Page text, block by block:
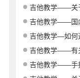
吉他教学——关
吉他教学——国内
吉他教学—如何
吉他教学——有关古
吉他教学——手